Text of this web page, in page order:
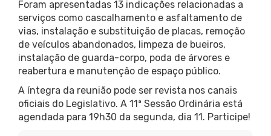
Foram apresentadas 13 indicações relacionadas a
serviços como cascalhamento e asfaltamento de
vias, instalação e substituição de placas, remoção
de veículos abandonados, limpeza de bueiros,
instalação de guarda-corpo, poda de árvores e
reabertura e manutenção de espaço público.
A íntegra da reunião pode ser revista nos canais
oficiais do Legislativo. A 11ª Sessão Ordinária está
agendada para 19h30 da segunda, dia 11. Participe!